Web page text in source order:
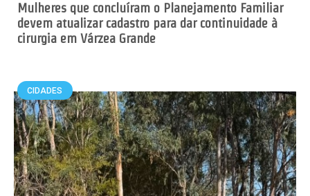
Mulheres que concluíram o Planejamento Familiar
devem atualizar cadastro para dar continuidade à
cirurgia em Várzea Grande
CIDADES